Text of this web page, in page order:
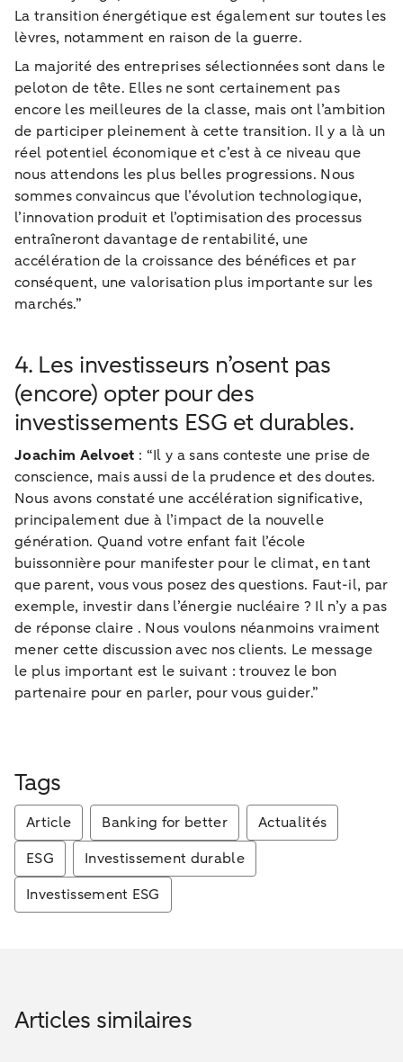
La transition énergétique est également sur toutes les
lèvres, notamment en raison de la guerre.
La majorité des entreprises sélectionnées sont dans le
peloton de tête. Elles ne sont certainement pas
encore les meilleures de la classe, mais ont l’ambition
de participer pleinement à cette transition. Il y a là un
réel potentiel économique et c’est à ce niveau que
nous attendons les plus belles progressions. Nous
sommes convaincus que l’évolution technologique,
l’innovation produit et l’optimisation des processus
entraîneront davantage de rentabilité, une
accélération de la croissance des bénéfices et par
conséquent, une valorisation plus importante sur les
marchés.”
4. Les investisseurs n’osent pas
(encore) opter pour des
investissements ESG et durables.
Joachim Aelvoet : “Il y a sans conteste une prise de
conscience, mais aussi de la prudence et des doutes.
Nous avons constaté une accélération significative,
principalement due à l’impact de la nouvelle
génération. Quand votre enfant fait l’école
buissonnière pour manifester pour le climat, en tant
que parent, vous vous posez des questions. Faut-il, par
exemple, investir dans l’énergie nucléaire ? Il n’y a pas
de réponse claire . Nous voulons néanmoins vraiment
mener cette discussion avec nos clients. Le message
le plus important est le suivant : trouvez le bon
partenaire pour en parler, pour vous guider.”
Tags
Article Banking for better
Actualités
ESG
Investissement durable
Investissement ESG
Articles similaires